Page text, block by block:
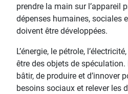
prendre la main sur l’appareil
dépenses humaines, sociales
doivent être développées.
L’énergie, le pétrole,
être des objets de
bâtir, de produire et d’innover
besoins sociaux et relever les